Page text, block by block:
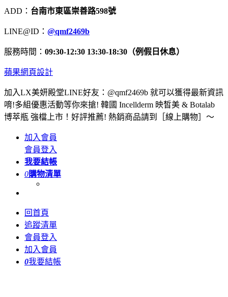
ADD： 台南市東區崇善路598號
LINE@ID： @qmf2469b
服務時間： 09:30-12:30 13:30-18:30（例假日休息）
蘋果網頁設計
加入LX美妍殿堂LINE好友：@qmf2469b 就可以獲得最新資訊
唷!多組優惠活動等你來搶! 韓國 Incellderm 映皙美 & Botalab
博萃瓶 強檔上市！好評推薦! 熱銷商品請到［線上購物］～
加入會員
會員登入
我要結帳
0購物清單
回首頁
追蹤清單
會員登入
加入會員
0我要結帳